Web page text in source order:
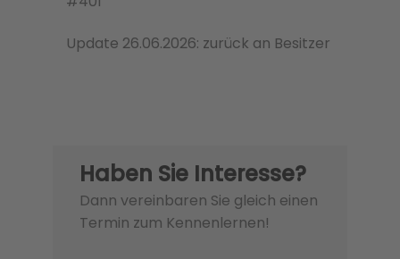
Update 26.06.2026: zurück an Besitzer
Haben Sie Interesse?
Dann vereinbaren Sie gleich einen
Termin zum Kennenlernen!